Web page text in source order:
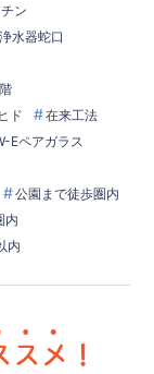
ン
浄水器蛇口
ド
在来工法
Eペアガラス
公園まで徒歩圏内
内
内